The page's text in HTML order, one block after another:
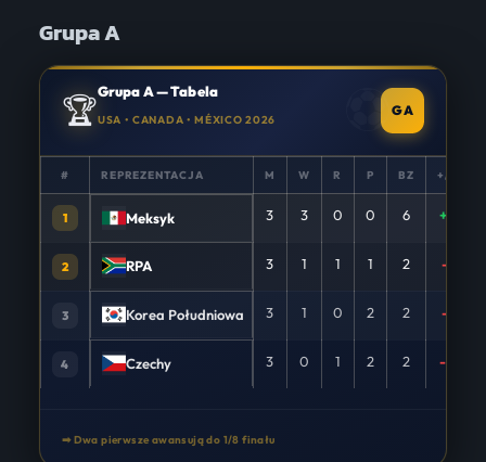
Grupa A
🏆Grupa A — Tabela
USA • CANADA • MÉXICO 2026
GA
# REPREZENTACJA M W R P BZ +/−
1 Meksyk 3 3 0 0 6 +6
2 RPA 3 1 1 1 2 -1
3 Korea Południowa 3 1 0 2 2 -1
4 Czechy 3 0 1 2 2 -4
➡ Dwa pierwsze awansują do 1/8 finału